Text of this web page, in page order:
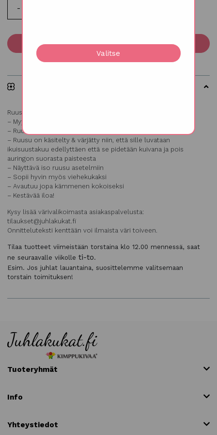
Valitse
Lisää ostoskoriin
Ruusu joka ei kuihdu!
– Myydään 6 kpl laatikossa
– Ruusussa ei ole vartta!
– Ruusu on käsitelty & värjätty niin, että sille luvataan
ikuisuustakuu edellyttäen että se pidetään kuivana ja pois
auringon suorasta paisteesta
– Näyttävä iso ruusu asetelmiin
– Sopii hyvin myös viehekukaksi
– Avautuu jopa kämmenen kokoiseksi
– Kestävää iloa!
Kysy lisää värivalikoimasta asiakaspalvelusta:
tilaukset@juhlakukat.fi
Onnitteluteksti kenttään voi ilmaista väri toiveen.
Tilaa tuotteet viimeistään torstaina klo 12.00 mennessä, saat
ne seuraavalle viikolle ti-to.
Esim. Jos juhlat lauantaina, suosittelemme valitsemaan
torstain toimituksen!
Tuoteryhmät
Info
Yhteystiedot